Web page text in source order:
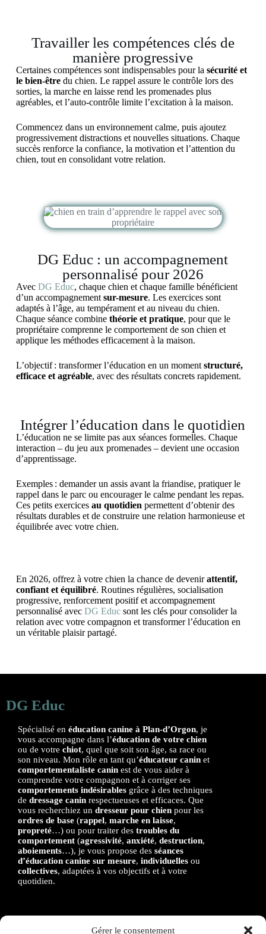
Gérer le consentement
Travailler les compétences clés de
manière progressive
Certaines compétences sont indispensables pour la sécurité et
le bien-êtredu chien. Le rappel assure le contrôle lors des
sorties, la marche en laisse rend les promenades plus
agréables, et l’auto-contrôle limite l’excitation à la maison.
Commencez dans un environnement calme, puis ajoutez
progressivement distractions et nouvelles situations. Chaque
succès renforce la confiance, la motivation et l’attention du
chien, tout en consolidant votre relation.
DG Educ : un accompagnement
personnalisé pour 2026
Avec DG Educ, chaque chien et chaque famille bénéficient
d’un accompagnement sur-mesure. Les exercices sont
adaptés à l’âge, au tempérament et au niveau du chien.
Chaque séance combine théorie et pratique, pour que le
propriétaire comprenne le comportement de son chien et
applique les méthodes efficacement à la maison.
L’objectif : transformer l’éducation en un moment structuré,
efficace et agréable, avec des résultats concrets rapidement.
Intégrer l’éducation dans le quotidien
L’éducation ne se limite pas aux séances formelles. Chaque
interaction – du jeu aux promenades – devient une occasion
d’apprentissage.
Exemples : demander un assis avant la friandise, pratiquer le
rappel dans le parc ou encourager le calme pendant les repas.
Ces petits exercices au quotidien permettent d’obtenir des
résultats durables et de construire une relation harmonieuse et
équilibrée avec votre chien.
En 2026, offrez à votre chien la chance de devenirattentif,
confiant et équilibré. Routines régulières, socialisation
progressive, renforcement positif et accompagnement
personnalisé avec DG Educsont les clés pour consolider la
relation avec votre compagnon et transformer l’éducation en
un véritable plaisir partagé.
DG Educ
Spécialisé en éducation canine à Plan-d’Orgon, je
vous accompagne dans l’éducation de votre chien
ou de votre chiot, quel que soit son âge, sa race ou
son niveau. Mon rôle en tant qu’éducateur canin et
comportementaliste canin est de vous aider à
comprendre votre compagnon et à corriger ses
comportements indésirables grâce à des techniques
de dressage canin respectueuses et efficaces. Que
vous recherchiez un dresseur pour chien pour les
ordres de base (rappel, marche en laisse,
propreté…) ou pour traiter des troubles du
comportement (agressivité, anxiété, destruction,
aboiements…), je vous propose des séances
d’éducation canine sur mesure, individuelles ou
collectives, adaptées à vos objectifs et à votre
quotidien.